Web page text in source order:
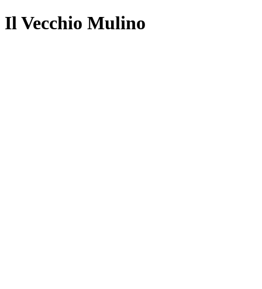
Il Vecchio Mulino